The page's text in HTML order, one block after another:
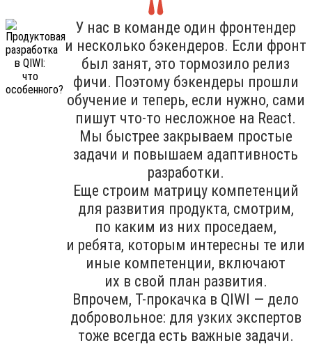
У нас в команде один фронтендер
и несколько бэкендеров. Если фронт
был занят, это тормозило релиз
фичи. Поэтому бэкендеры прошли
обучение и теперь, если нужно, сами
пишут что-то несложное на React.
Мы быстрее закрываем простые
задачи и повышаем адаптивность
разработки.
Еще строим матрицу компетенций
для развития продукта, смотрим,
по каким из них проседаем,
и ребята, которым интересны те или
иные компетенции, включают
их в свой план развития.
Впрочем, T-прокачка в QIWI — дело
добровольное: для узких экспертов
тоже всегда есть важные задачи.